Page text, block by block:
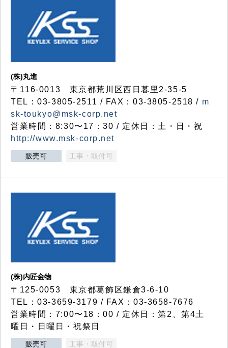
(株)丸進
〒116-0013 東京都荒川区西日暮里2-35-5
TEL：03-3805-2511 / FAX：03-3805-2518 / m
sk-toukyo@msk-corp.net
営業時間：8:30〜17：30 / 定休日：土・日・祝
http://www.msk-corp.net
販売可 工事・取付可
(株)内匠金物
〒125-0053 東京都葛飾区鎌倉3-6-10
TEL：03-3659-3179 / FAX：03-3658-7676
営業時間：7:00〜18：00 / 定休日：第2、第4土
曜日・日曜日・祝祭日
販売可 工事・取付可